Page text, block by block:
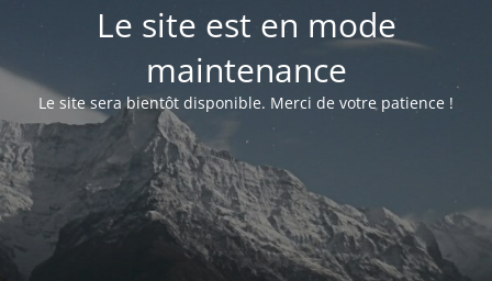
Le site est en mode
maintenance
Le site sera bientôt disponible. Merci de votre patience !